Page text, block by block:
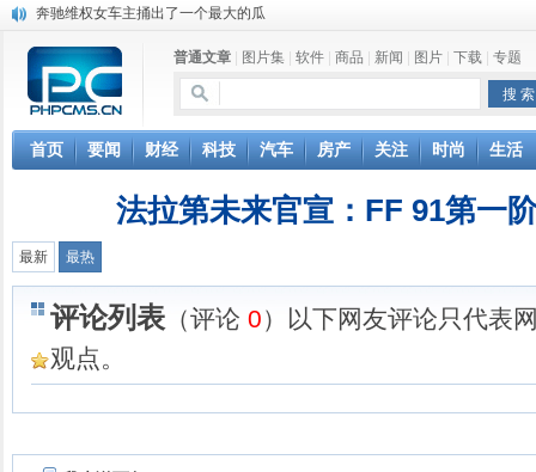
奔驰维权女车主捅出了一个最大的瓜
DS四款新能源车型上海车展亚洲首秀
苹果与高通和解 英特尔失去重要移动客户
小米高管：虽然高通与苹果和解，但5G iPhone最快明年下半年发布
iOS 13加入黑暗模式 多功能加持6月份见
高通与苹果达成和解，双方达成6年许可协议
巴黎圣母院大火肆虐，人类文明的一场浩劫
普通文章 图片集 软件 商品 新闻 图片 下载 专题
首页 要闻 财经 科技 汽车 房产 关注 时尚 生活
法拉第未来官宣：FF 91第一
最新 最热
评论列表 （评论 0）以下网友评论只代表
观点。